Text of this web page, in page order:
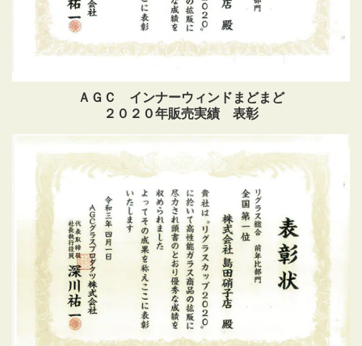
ＡＧＣ インナーウィンドまどまど
２０２０年販売実績 表彰